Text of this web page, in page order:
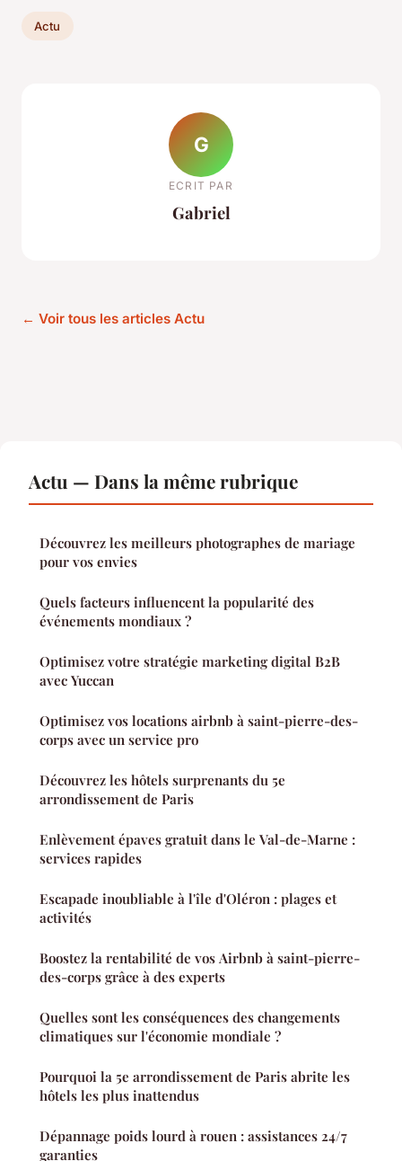
Actu
G
ECRIT PAR
Gabriel
← Voir tous les articles Actu
Actu — Dans la même rubrique
Découvrez les meilleurs photographes de mariage
pour vos envies
Quels facteurs influencent la popularité des
événements mondiaux ?
Optimisez votre stratégie marketing digital B2B
avec Yuccan
Optimisez vos locations airbnb à saint-pierre-des-
corps avec un service pro
Découvrez les hôtels surprenants du 5e
arrondissement de Paris
Enlèvement épaves gratuit dans le Val-de-Marne :
services rapides
Escapade inoubliable à l'île d'Oléron : plages et
activités
Boostez la rentabilité de vos Airbnb à saint-pierre-
des-corps grâce à des experts
Quelles sont les conséquences des changements
climatiques sur l'économie mondiale ?
Pourquoi la 5e arrondissement de Paris abrite les
hôtels les plus inattendus
Dépannage poids lourd à rouen : assistances 24/7
garanties